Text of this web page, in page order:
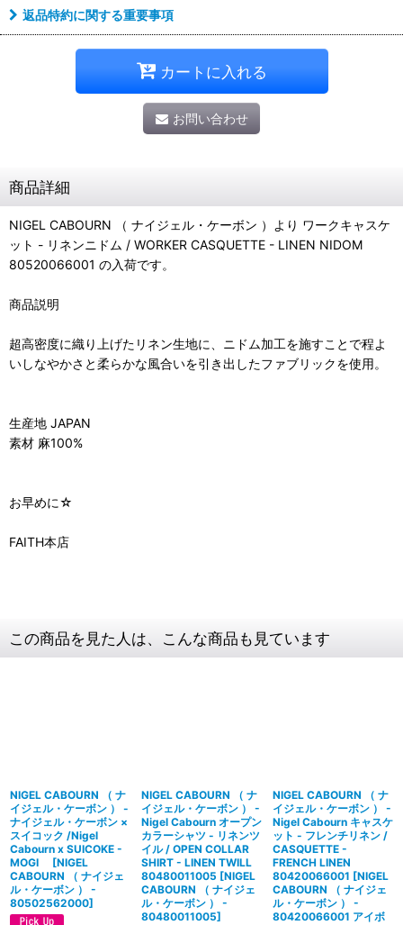
返品特約に関する重要事項
カートに入れる
お問い合わせ
商品詳細
NIGEL CABOURN （ ナイジェル・ケーボン ）より ワークキャスケ
ット - リネンニドム / WORKER CASQUETTE - LINEN NIDOM
80520066001 の入荷です。
商品説明
超高密度に織り上げたリネン生地に、ニドム加工を施すことで程よ
いしなやかさと柔らかな風合いを引き出したファブリックを使用。
生産地 JAPAN
素材 麻100%
お早めに☆
FAITH本店
この商品を見た人は、こんな商品も見ています
NIGEL CABOURN （ ナ
イジェル・ケーボン ） -
ナイジェル・ケーボン ×
スイコック /Nigel
Cabourn x SUICOKE -
MOGI
[NIGEL
CABOURN （ ナイジェ
ル・ケーボン ） -
80502562000]
NIGEL CABOURN （ ナ
イジェル・ケーボン ） -
Nigel Cabourn オープン
カラーシャツ - リネンツ
イル / OPEN COLLAR
SHIRT - LINEN TWILL
80480011005 [NIGEL
CABOURN （ ナイジェ
ル・ケーボン ） -
80480011005]
NIGEL CABOURN （ ナ
イジェル・ケーボン ） -
Nigel Cabourn キャスケ
ット - フレンチリネン /
CASQUETTE -
FRENCH LINEN
80420066001 [NIGEL
CABOURN （ ナイジェ
ル・ケーボン ） -
80420066001 アイボ